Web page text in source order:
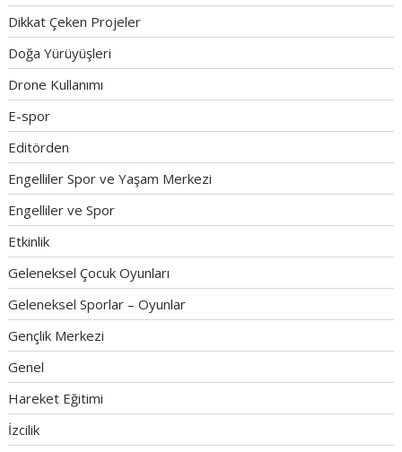
Dikkat Çeken Projeler
Doğa Yürüyüşleri
Drone Kullanımı
E-spor
Editörden
Engelliler Spor ve Yaşam Merkezi
Engelliler ve Spor
Etkinlik
Geleneksel Çocuk Oyunları
Geleneksel Sporlar – Oyunlar
Gençlik Merkezi
Genel
Hareket Eğitimi
İzcilik